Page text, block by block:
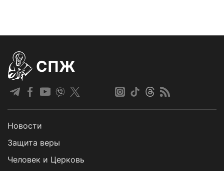
СПЖ
Новости
Защита веры
Человек и Церковь